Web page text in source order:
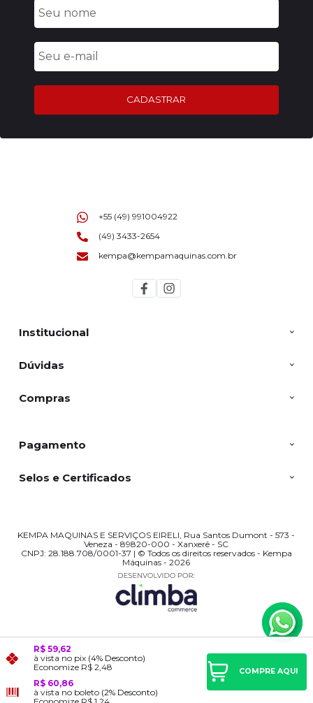
CADASTRAR
Institucional
Dúvidas
Compras
+55 (49) 991004922
(49) 3433-2654
kempa@kempamaquinas.com.br
Pagamento
Selos e Certificados
KEMPA MAQUINAS E SERVIÇOS EIRELI, Rua Santos Dumont - 573 -
Veneza - 89820-000 - Xanxerê - SC
CNPJ: 28.188.708/0001-37 | © Todos os direitos reservados - Kempa
Máquinas - 2026
R$ 59,62
à vista no pix (4% Desconto)
Economize R$ 2,48
R$ 60,86
à vista no boleto (2% Desconto)
COMPRE AQUI